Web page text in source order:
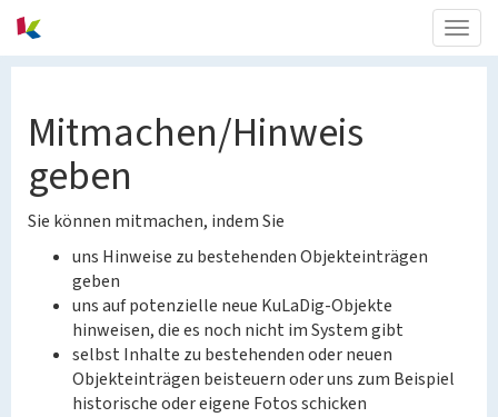
Mitmachen/Hinweis
geben
Sie können mitmachen, indem Sie
uns Hinweise zu bestehenden Objekteinträgen
geben
uns auf potenzielle neue KuLaDig-Objekte
hinweisen, die es noch nicht im System gibt
selbst Inhalte zu bestehenden oder neuen
Objekteinträgen beisteuern oder uns zum Beispiel
historische oder eigene Fotos schicken